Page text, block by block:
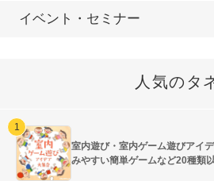
イベント・セミナー
人気のタ
室内遊び・室内ゲーム遊びアイ
みやすい簡単ゲームなど20種類